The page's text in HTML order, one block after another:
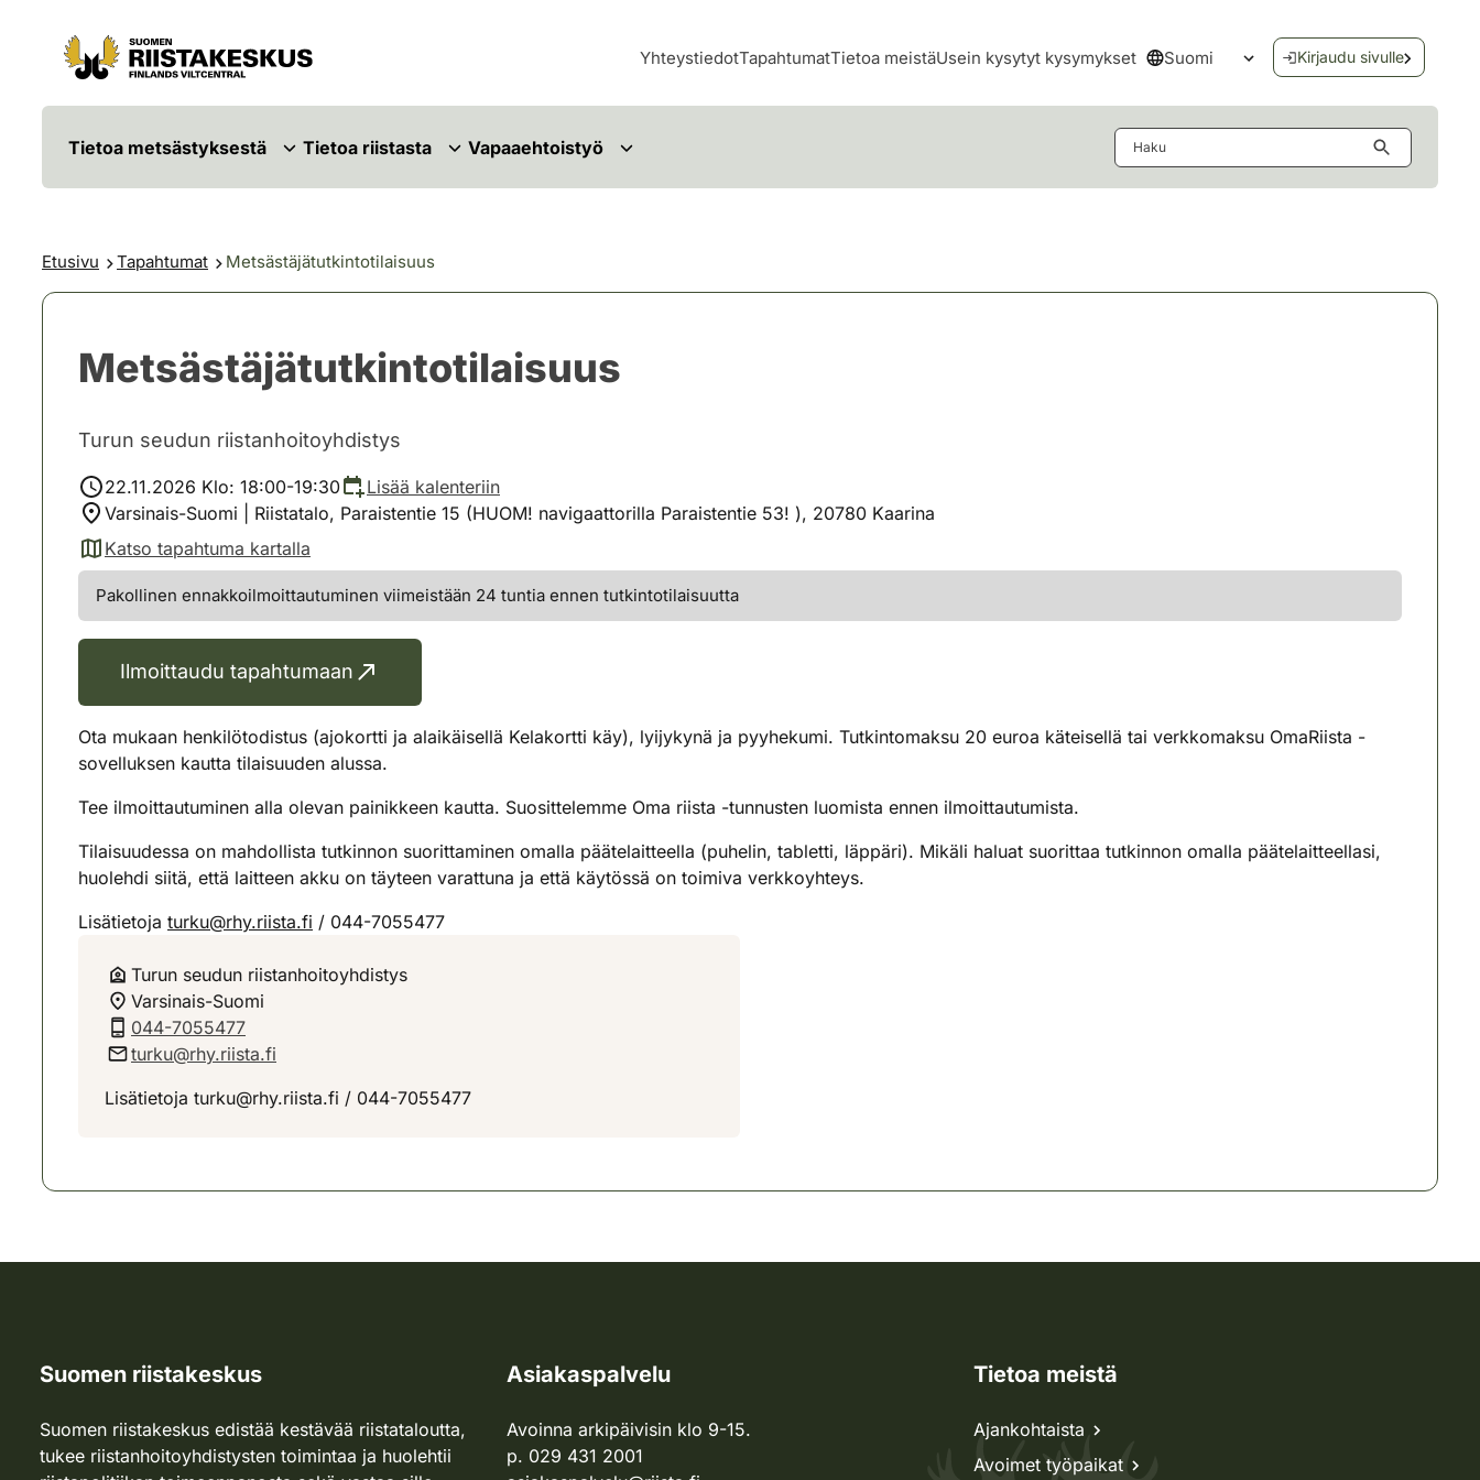
Siirry sisältöön
Siirry sivustokarttaan
YhteystiedotTapahtumatTietoa meistäUsein kysytyt kysymykset Suomi
Avaa kielivalikko
Kirjaudu sivulle
Tietoa metsästyksestä Tietoa riistasta Vapaaehtoistyö
Etusivu Tapahtumat Metsästäjätutkintotilaisuus
Metsästäjätutkintotilaisuus
Turun seudun riistanhoitoyhdistys
22.11.2026 Klo: 18:00-19:30
Lisää kalenteriin
Varsinais-Suomi | Riistatalo, Paraistentie 15 (HUOM! navigaattorilla Paraistentie 53! ), 20780 Kaarina
Katso tapahtuma kartalla
(avautuu uuteen välilehteen)
Pakollinen ennakkoilmoittautuminen viimeistään 24 tuntia ennen tutkintotilaisuutta
Ilmoittaudu tapahtumaan
Ota mukaan henkilötodistus (ajokortti ja alaikäisellä Kelakortti käy), lyijykynä ja pyyhekumi. Tutkintomaksu 20 euroa käteisellä tai verkkomaksu OmaRiista -
sovelluksen kautta tilaisuuden alussa.
Tee ilmoittautuminen alla olevan painikkeen kautta. Suosittelemme Oma riista -tunnusten luomista ennen ilmoittautumista.
Tilaisuudessa on mahdollista tutkinnon suorittaminen omalla päätelaitteella (puhelin, tabletti, läppäri). Mikäli haluat suorittaa tutkinnon omalla päätelaitteellasi,
huolehdi siitä, että laitteen akku on täyteen varattuna ja että käytössä on toimiva verkkoyhteys.
Lisätietoja turku@rhy.riista.fi / 044-7055477
Turun seudun riistanhoitoyhdistys
Varsinais-Suomi
044-7055477
turku@rhy.riista.fi
Lisätietoja turku@rhy.riista.fi / 044-7055477
Suomen riistakeskus
Suomen riistakeskus edistää kestävää riistataloutta,
tukee riistanhoitoyhdistysten toimintaa ja huolehtii
Asiakaspalvelu
Avoinna arkipäivisin klo 9-15.
p. 029 431 2001
Tietoa meistä
Ajankohtaista
Avoimet työpaikat